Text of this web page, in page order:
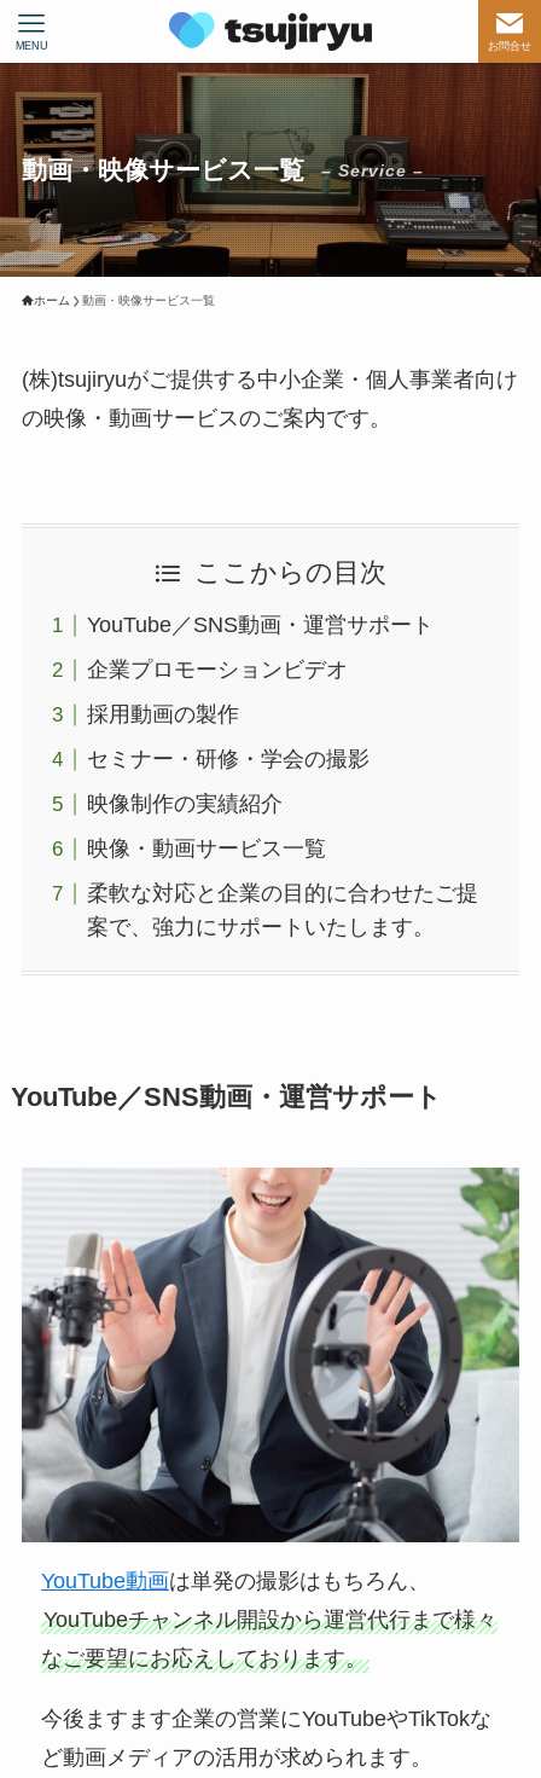
お問合せ
MENU
動画・映像サービス一覧 – Service –
ホーム 動画・映像サービス一覧
(株)tsujiryuがご提供する中小企業・個人事業者向け
の映像・動画サービスのご案内です。
ここからの目次
YouTube／SNS動画・運営サポート
企業プロモーションビデオ
採用動画の製作
セミナー・研修・学会の撮影
映像制作の実績紹介
映像・動画サービス一覧
柔軟な対応と企業の目的に合わせたご提
案で、強力にサポートいたします。
YouTube／SNS動画・運営サポート
YouTube動画は単発の撮影はもちろん、
YouTubeチャンネル開設から運営代行まで様々
なご要望にお応えしております。
今後ますます企業の営業にYouTubeやTikTokな
ど動画メディアの活用が求められます。